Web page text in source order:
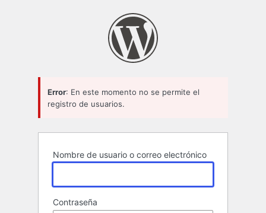
Error: En este momento no se permite el
registro de usuarios.
Nombre de usuario o correo electrónico
Contraseña